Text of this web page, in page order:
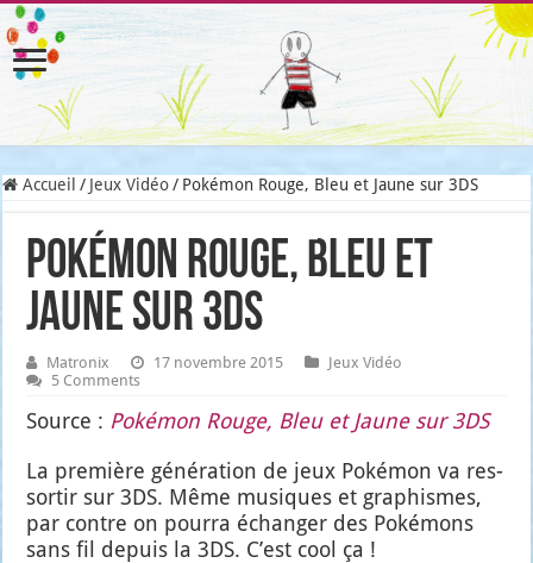
Accueil / Jeux Vidéo / Pokémon Rouge, Bleu et Jaune sur 3DS
Pokémon Rouge, Bleu et
Jaune sur 3DS
Matronix 17 novembre 2015
Jeux Vidéo
5 Comments
Source : Poké­mon Rouge, Bleu et Jaune sur 3DS
La pre­mière géné­ra­tion de jeux Poké­mon va res­
sor­tir sur 3DS. Même musiques et gra­phismes,
par contre on pour­ra échan­ger des Poké­mons
sans fil depuis la 3DS. C’est cool ça !